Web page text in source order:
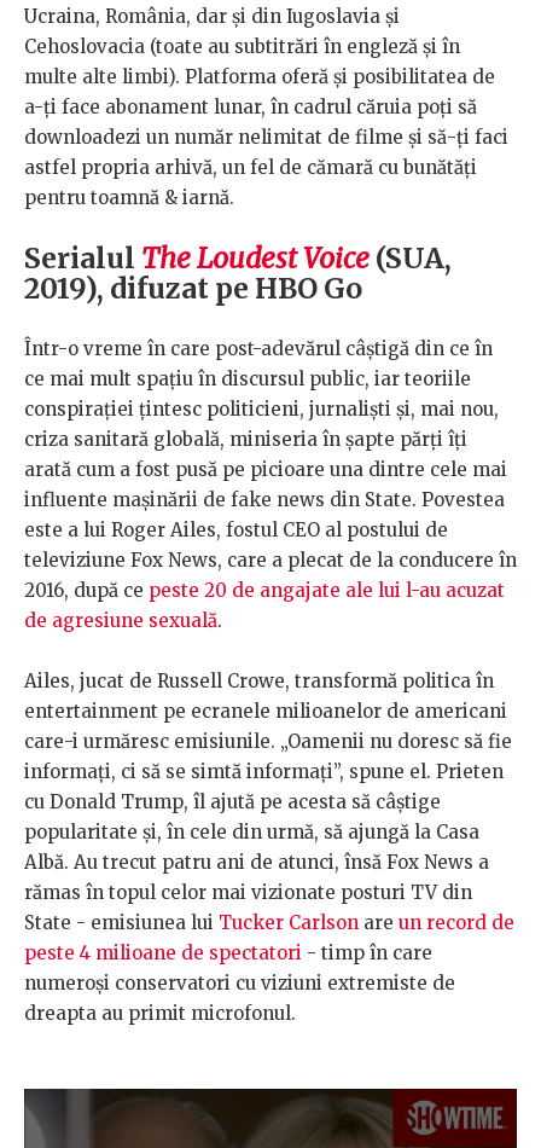
Ucraina, România, dar și din Iugoslavia și
Cehoslovacia (toate au subtitrări în engleză și în
multe alte limbi). Platforma oferă și posibilitatea de
a-ți face abonament lunar, în cadrul căruia poți să
downloadezi un număr nelimitat de filme și să-ți faci
astfel propria arhivă, un fel de cămară cu bunătăți
pentru toamnă & iarnă.
Serialul The Loudest Voice (SUA,
2019), difuzat pe HBO Go
Într-o vreme în care post-adevărul câștigă din ce în
ce mai mult spațiu în discursul public, iar teoriile
conspirației țintesc politicieni, jurnaliști și, mai nou,
criza sanitară globală, miniseria în șapte părți îți
arată cum a fost pusă pe picioare una dintre cele mai
influente mașinării de fake news din State. Povestea
este a lui Roger Ailes, fostul CEO al postului de
televiziune Fox News, care a plecat de la conducere în
2016, după ce peste 20 de angajate ale lui l-au acuzat
de agresiune sexuală.
Ailes, jucat de Russell Crowe, transformă politica în
entertainment pe ecranele milioanelor de americani
care-i urmăresc emisiunile. „Oamenii nu doresc să fie
informați, ci să se simtă informați”, spune el. Prieten
cu Donald Trump, îl ajută pe acesta să câștige
popularitate și, în cele din urmă, să ajungă la Casa
Albă. Au trecut patru ani de atunci, însă Fox News a
rămas în topul celor mai vizionate posturi TV din
State - emisiunea lui Tucker Carlson are un record de
peste 4 milioane de spectatori - timp în care
numeroși conservatori cu viziuni extremiste de
dreapta au primit microfonul.